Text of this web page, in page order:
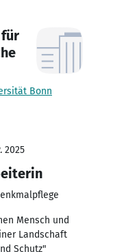
Bonn
2025
Mensch und
Landschaft
Schutz"